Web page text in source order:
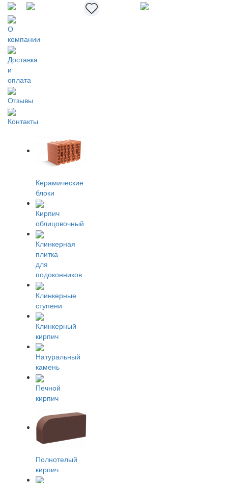
О
компании
Доставка
и
оплата
Отзывы
Контакты
Керамические
блоки
Кирпич
облицовочный
Клинкерная
плитка
для
подоконников
Клинкерные
ступени
Клинкерный
кирпич
Натуральный
камень
Печной
кирпич
Полнотелый
кирпич